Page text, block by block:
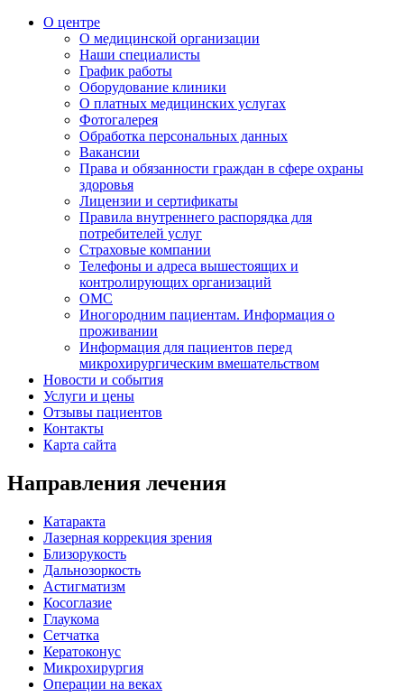
О центре
О медицинской организации
Наши специалисты
График работы
Оборудование клиники
О платных медицинских услугах
Фотогалерея
Обработка персональных данных
Вакансии
Права и обязанности граждан в сфере охраны
здоровья
Лицензии и сертификаты
Правила внутреннего распорядка для
потребителей услуг
Страховые компании
Телефоны и адреса вышестоящих и
контролирующих организаций
ОМС
Иногородним пациентам. Информация о
проживании
Информация для пациентов перед
микрохирургическим вмешательством
Новости и события
Услуги и цены
Отзывы пациентов
Контакты
Карта сайта
Направления лечения
Катаракта
Лазерная коррекция зрения
Близорукость
Дальнозоркость
Астигматизм
Косоглазие
Глаукома
Сетчатка
Кератоконус
Микрохирургия
Операции на веках